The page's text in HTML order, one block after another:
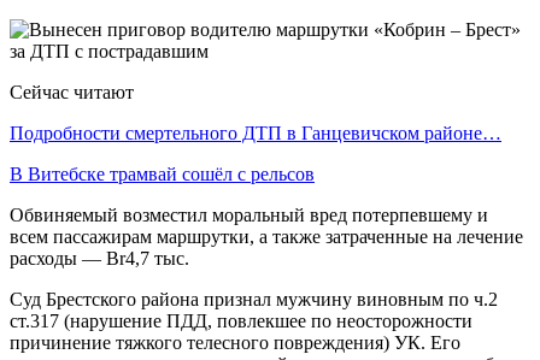
Сейчас читают
Подробности смертельного ДТП в Ганцевичском районе…
В Витебске трамвай сошёл с рельсов
Обвиняемый возместил моральный вред потерпевшему и
всем пассажирам маршрутки, а также затраченные на лечение
расходы — Br4,7 тыс.
Суд Брестского района признал мужчину виновным по ч.2
ст.317 (нарушение ПДД, повлекшее по неосторожности
причинение тяжкого телесного повреждения) УК. Его